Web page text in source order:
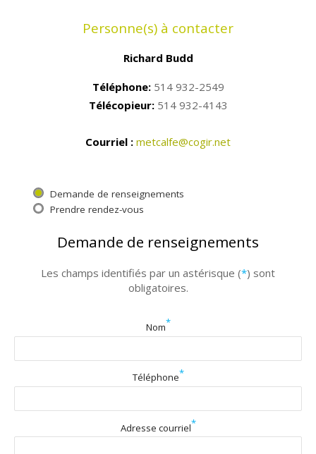
Personne(s) à contacter
Richard Budd
Téléphone:514 932-2549
Télécopieur:514 932-4143
Courriel : metcalfe@cogir.net
Demande de renseignements
Prendre rendez-vous
Demande de renseignements
Les champs identifiés par un astérisque (*) sont
obligatoires.
Nom*
Téléphone*
Adresse courriel*